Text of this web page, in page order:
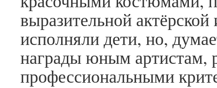
выразительной
исполняли дети, но,
награды юным артистам,
профессиональными